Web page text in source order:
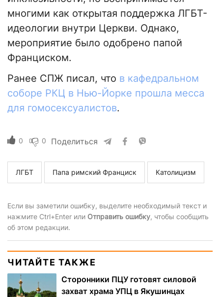
многими как открытая поддержка ЛГБТ-
идеологии внутри Церкви. Однако,
мероприятие было одобрено папой
Франциском.
Ранее СПЖ писал, что в кафедральном
соборе РКЦ в Нью-Йорке прошла месса
для гомосексуалистов.
0 0 Поделиться
ЛГБТ Папа римский Франциск Католицизм
Если вы заметили ошибку, выделите необходимый текст и
нажмите Ctrl+Enter или Отправить ошибку, чтобы сообщить
об этом редакции.
ЧИТАЙТЕ ТАКЖЕ
Сторонники ПЦУ готовят силовой
захват храма УПЦ в Якушинцах